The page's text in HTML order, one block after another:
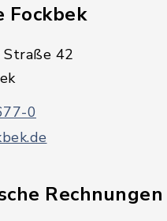
Fockbek
Straße 42
0
Rechnungen